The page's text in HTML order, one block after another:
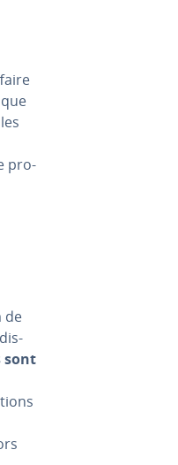
pro­
de
dis­
sont